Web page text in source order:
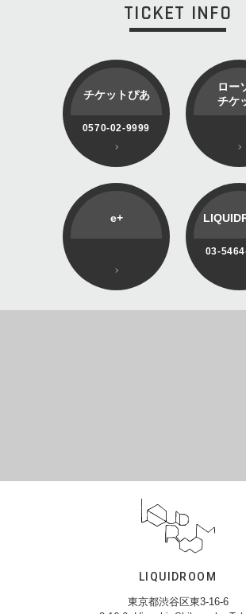
TICKET INFO
チケットぴあ
0570-02-9999
ロー
チケ
e+
03-
LIQUIDROOM
東京都渋谷区東3-16-6